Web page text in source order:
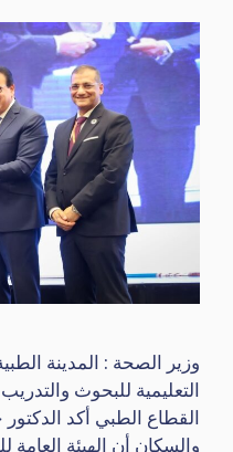
وزير الصحة : المدينة
التعليمية للبحوث
القطاع الطبي أكد
والسكان أن الهيئة